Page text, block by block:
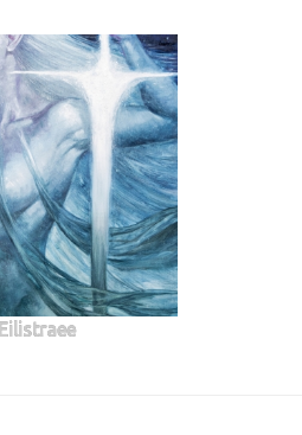
Eilistraee